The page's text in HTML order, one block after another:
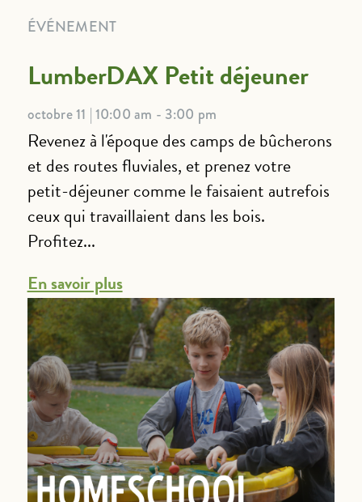
ÉVÉNEMENT
LumberDAX Petit déjeuner
octobre 11 | 10:00 am - 3:00 pm
Revenez à l'époque des camps de bûcherons
et des routes fluviales, et prenez votre
petit-déjeuner comme le faisaient autrefois
ceux qui travaillaient dans les bois.
Profitez...
En savoir plus